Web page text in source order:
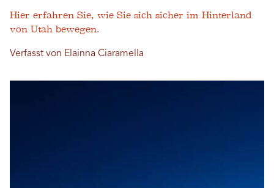
Hier erfahren Sie, wie Sie sich sicher im Hinterland
von Utah bewegen.
Verfasst von Elainna Ciaramella